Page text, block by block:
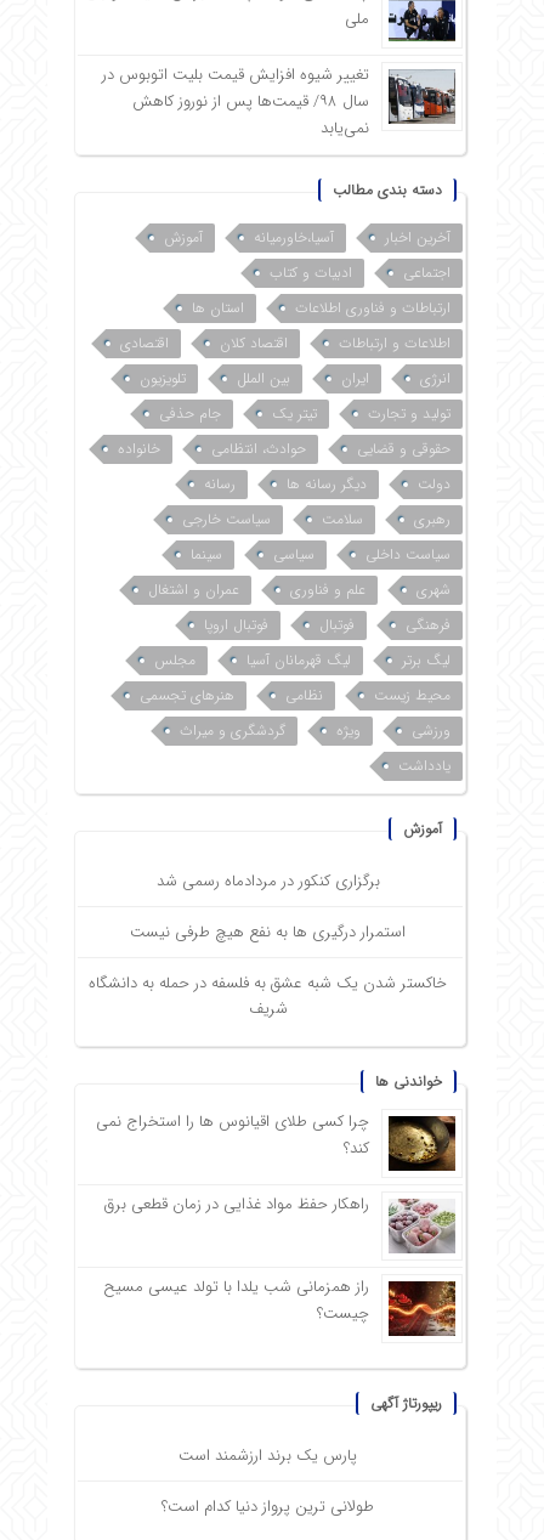
ملی
تغییر شیوه افزایش قیمت بلیت اتوبوس در
سال ۹۸/ قیمت‌ها پس از نوروز کاهش
نمی‌یابد
دسته بندی مطالب
آخرین اخبار آسیا،خاورمیانه
آموزش
اجتماعی
ادبیات و کتاب
ارتباطات و فناوری اطلاعات
استان ها
اطلاعات و ارتباطات
اقتصاد کلان
اقتصادی
انرژی
ایران بین الملل
تلویزیون
تولید و تجارت
تیتر یک
جام حذفی
حقوقی و قضایی
حوادث، انتظامی
خانواده
دولت
دیگر رسانه ها
رسانه
رهبری
سلامت
سیاست خارجی
سیاست داخلی
سیاسی
سینما
شهری
علم و فناوری
عمران و اشتغال
فرهنگی
فوتبال
فوتبال اروپا
لیگ برتر
لیگ قهرمانان آسیا
مجلس
محیط زیست
نظامی
هنرهای تجسمی
ورزشی
ویژه
گردشگری و میراث
یادداشت
آموزش
برگزاری کنکور در مردادماه رسمی شد
استمرار درگیری ها به نفع هیچ طرفی نیست
خاکستر شدن یک شبه عشق به فلسفه در حمله به دانشگاه
شریف
خواندنی ها
چرا کسی طلای اقیانوس ها را استخراج نمی
کند؟
راهکار حفظ مواد غذایی در زمان قطعی برق
راز همزمانی شب یلدا با تولد عیسی مسیح
چیست؟
ریپورتاژ آگهی
پارس یک برند ارزشمند است
طولانی ترین پرواز دنیا کدام است؟